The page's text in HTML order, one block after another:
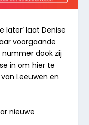
later’ laat Denise
voorgaande
dook zij
in om hier te
Leeuwen en
nieuwe